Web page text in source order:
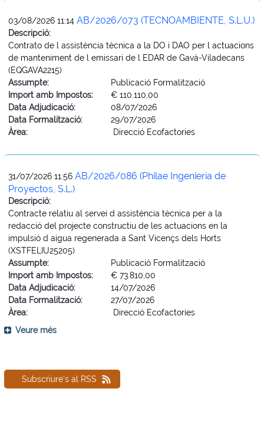
03/08/2026 11:14 AB/2026/073 (TECNOAMBIENTE, S.L.U.)
Descripció:
Contrato de l assistència tècnica a la DO i DAO per l actuacions
de manteniment de l emissari de l EDAR de Gavà-Viladecans
(EQGAVA2215)
Assumpte:
Publicació Formalització
Import amb Impostos:
€ 110.110,00
Data Adjudicació:
08/07/2026
Data Formalització:
29/07/2026
Àrea:
Direcció Ecofactories
31/07/2026 11:56 AB/2026/086 (Philae Ingeniería de
Proyectos, S.L.)
Descripció:
Contracte relatiu al servei d assistència tècnica per a la
redacció del projecte constructiu de les actuacions en la
impulsió d aigua regenerada a Sant Vicençs dels Horts
(XSTFELIU25205)
Assumpte:
Publicació Formalització
Import amb Impostos:
€ 73.810,00
Data Adjudicació:
14/07/2026
Data Formalització:
27/07/2026
Àrea:
Direcció Ecofactories
Veure més
Subscriure's al RSS